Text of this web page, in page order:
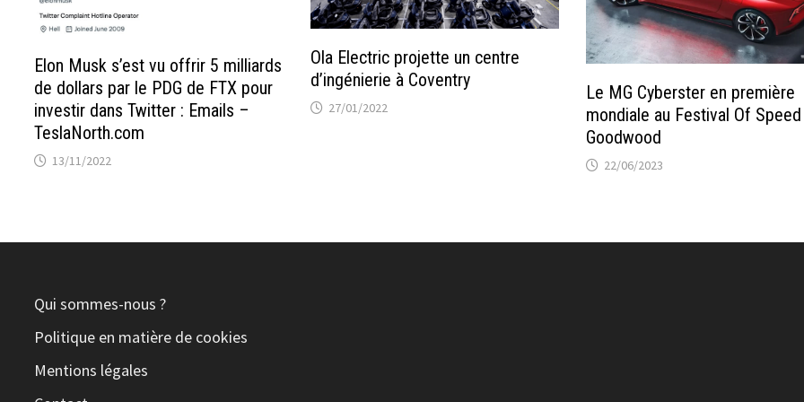
Elon Musk s’est vu offrir 5 milliards
de dollars par le PDG de FTX pour
investir dans Twitter : Emails –
TeslaNorth.com
13/11/2022
Ola Electric projette un centre
d’ingénierie à Coventry
27/01/2022
Le MG Cyberster en première
mondiale au Festival Of
Goodwood
22/06/2023
Qui sommes-nous ?
Politique en matière de cookies
Mentions légales